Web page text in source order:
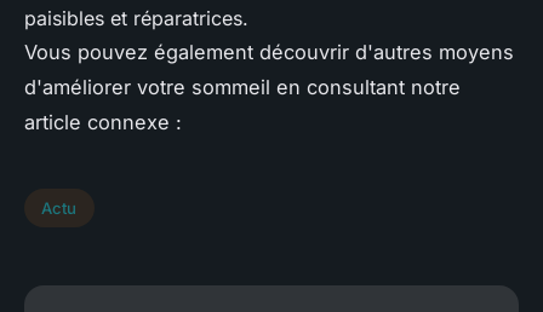
paisibles et réparatrices.
Vous pouvez également découvrir d'autres moyens
d'améliorer votre sommeil en consultant notre
article connexe :
Actu